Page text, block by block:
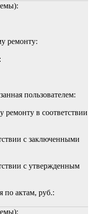
ремонту:
пользователем:
ремонту в соответствии
с заключенными
с утвержденным
по актам, руб.: